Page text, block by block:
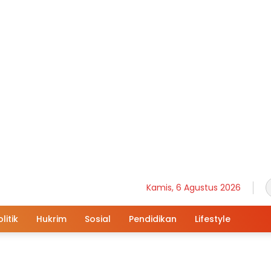
Kamis, 6 Agustus 2026
Hukrim Sosial Pendidikan Lifestyle